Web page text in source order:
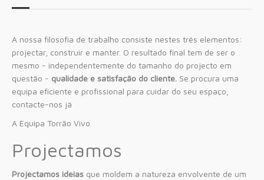
A nossa filosofia de trabalho consiste nestes três elementos:
projectar, construir e manter. O resultado final tem de ser o
mesmo - independentemente do tamanho do projecto em
questão - qualidade e satisfação do cliente. Se procura uma
equipa eficiente e profissional para cuidar do seu espaço,
contacte-nos já
A Equipa Torrão Vivo
Projectamos
Projectamos ideias que moldem a natureza envolvente de um